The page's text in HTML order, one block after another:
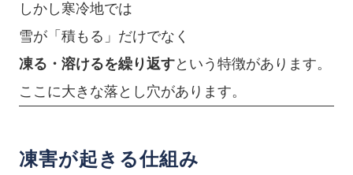
しかし寒冷地では
雪が「積もる」だけでなく
凍る・溶けるを繰り返すという特徴があります。
ここに大きな落とし穴があります。
凍害が起きる仕組み